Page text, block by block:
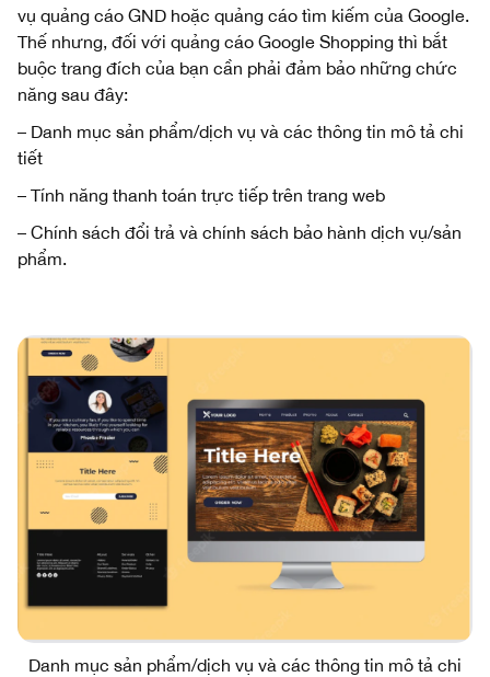
vụ quảng cáo GND hoặc quảng cáo tìm kiếm của Google.
Thế nhưng, đối với quảng cáo Google Shopping thì bắt
buộc trang đích của bạn cần phải đảm bảo những chức
năng sau đây:
– Danh mục sản phẩm/dịch vụ và các thông tin mô tả chi
tiết
– Tính năng thanh toán trực tiếp trên trang web
– Chính sách đổi trả và chính sách bảo hành dịch vụ/sản
phẩm.
Danh mục sản phẩm/dịch vụ và các thông tin mô tả chi